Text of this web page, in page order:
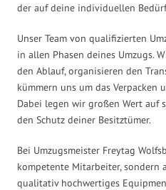
der auf deine individuellen
Unser Team von qualifizierten
in allen Phasen deines Umzugs.
den Ablauf, organisieren den
kümmern uns um das Verpacken
Dabei legen wir großen Wert auf
den Schutz deiner Besitztümer.
Bei Umzugsmeister Freytag
kompetente Mitarbeiter, sondern
qualitativ hochwertiges